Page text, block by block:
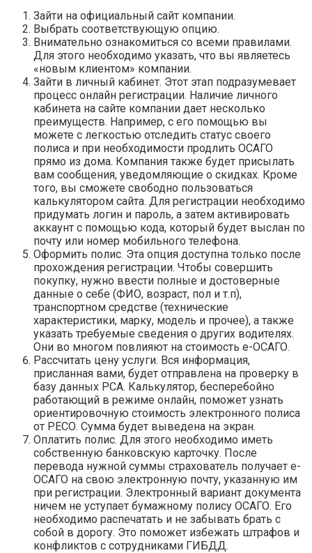
Зайти на официальный сайт компании.
Выбрать соответствующую опцию.
Внимательно ознакомиться со всеми правилами.
Для этого необходимо указать, что вы являетесь
«новым клиентом» компании.
Зайти в личный кабинет. Этот этап подразумевает
процесс онлайн регистрации. Наличие личного
кабинета на сайте компании дает несколько
преимуществ. Например, с его помощью вы
можете с легкостью отследить статус своего
полиса и при необходимости продлить ОСАГО
прямо из дома. Компания также будет присылать
вам сообщения, уведомляющие о скидках. Кроме
того, вы сможете свободно пользоваться
калькулятором сайта. Для регистрации необходимо
придумать логин и пароль, а затем активировать
аккаунт с помощью кода, который будет выслан по
почту или номер мобильного телефона.
Оформить полис. Эта опция доступна только после
прохождения регистрации. Чтобы совершить
покупку, нужно ввести полные и достоверные
данные о себе (ФИО, возраст, пол и т.п),
транспортном средстве (технические
характеристики, марку, модель и прочее), а также
указать требуемые сведения о других водителях.
Они во многом повлияют на стоимость е-ОСАГО.
Рассчитать цену услуги. Вся информация,
присланная вами, будет отправлена на проверку в
базу данных РСА. Калькулятор, бесперебойно
работающий в режиме онлайн, поможет узнать
ориентировочную стоимость электронного полиса
от РЕСО. Сумма будет выведена на экран.
Оплатить полис. Для этого необходимо иметь
собственную банковскую карточку. После
перевода нужной суммы страхователь получает е-
ОСАГО на свою электронную почту, указанную им
при регистрации. Электронный вариант документа
ничем не уступает бумажному полису ОСАГО. Его
необходимо распечатать и не забывать брать с
собой в дорогу. Это поможет избежать штрафов и
конфликтов с сотрудниками ГИБДД.